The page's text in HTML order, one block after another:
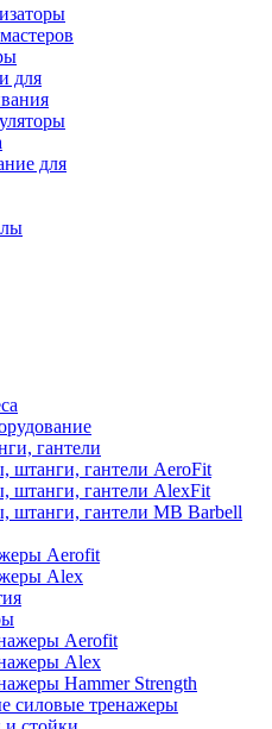
для
для
гантели
штанги, гантели AeroFit
штанги, гантели AlexFit
штанги, гантели MB Barbell
Aerofit
Alex
Aerofit
Alex
Hammer Strength
силовые тренажеры